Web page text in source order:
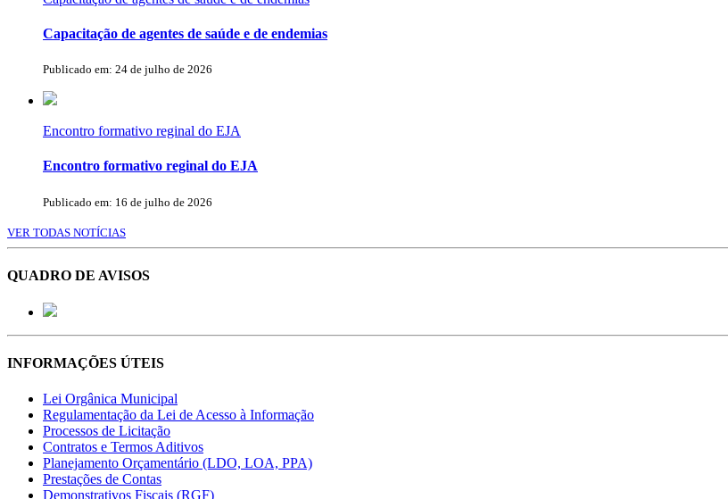
Capacitação de agentes de saúde e de endemias
Publicado em: 24 de julho de 2026
Encontro formativo reginal do EJA
Encontro formativo reginal do EJA
Publicado em: 16 de julho de 2026
VER TODAS NOTÍCIAS
QUADRO DE AVISOS
INFORMAÇÕES ÚTEIS
Lei Orgânica Municipal
Regulamentação da Lei de Acesso à Informação
Processos de Licitação
Contratos e Termos Aditivos
Planejamento Orçamentário (LDO, LOA, PPA)
Prestações de Contas
Demonstrativos Fiscais (RGF)